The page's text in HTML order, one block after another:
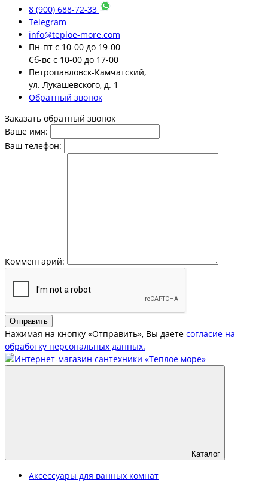
8 (900) 688-72-33
Telegram
info@teploe-more.com
Пн-пт с 10-00 до 19-00
Сб-вс с 10-00 до 17-00
Петропавловск-Камчатский,
ул. Лукашевского, д. 1
Обратный звонок
Заказать обратный звонок
Ваше имя:
Ваш телефон:
Комментарий:
Отправить
Нажимая на кнопку «Отправить», Вы даете согласие на
обработку персональных данных.
Каталог
Аксессуары для ванных комнат